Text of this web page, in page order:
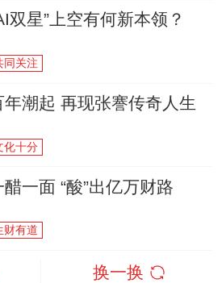
双星”上空有何新本领？
同关注
年潮起 再现张謇传奇人生
化十分
醋一面 “酸”出亿万财路
财有道
换一换